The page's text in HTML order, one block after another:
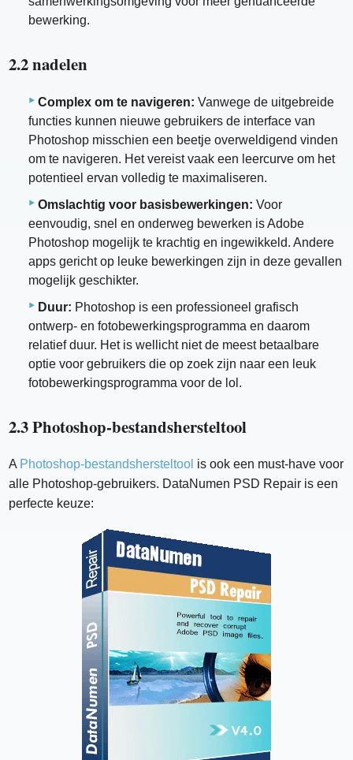
bewerking.
2.2 nadelen
Complex om te navigeren: Vanwege de uitgebreide
functies kunnen nieuwe gebruikers de interface van
Photoshop misschien een beetje overweldigend vinden
om te navigeren. Het vereist vaak een leercurve om het
potentieel ervan volledig te maximaliseren.
Omslachtig voor basisbewerkingen: Voor
eenvoudig, snel en onderweg bewerken is Adobe
Photoshop mogelijk te krachtig en ingewikkeld. Andere
apps gericht op leuke bewerkingen zijn in deze gevallen
mogelijk geschikter.
Duur: Photoshop is een professioneel grafisch
ontwerp- en fotobewerkingsprogramma en daarom
relatief duur. Het is wellicht niet de meest betaalbare
optie voor gebruikers die op zoek zijn naar een leuk
fotobewerkingsprogramma voor de lol.
2.3 Photoshop-bestandshersteltool
A Photoshop-bestandshersteltool is ook een must-have voor
alle Photoshop-gebruikers. DataNumen PSD Repair is een
perfecte keuze: